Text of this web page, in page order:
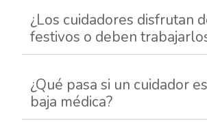
¿Los cuidadores disfrutan
festivos o deben
¿Qué pasa si un cuidador
baja médica?